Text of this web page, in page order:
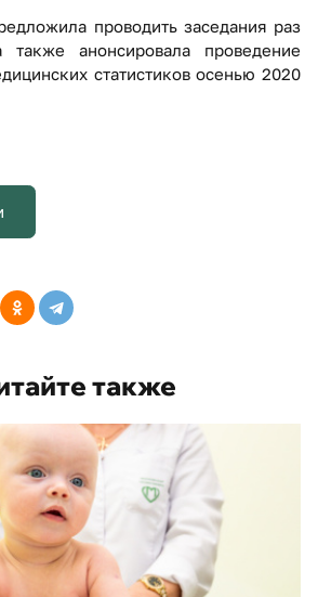
проводить заседания раз
анонсировала проведение
статистиков осенью 2020
также